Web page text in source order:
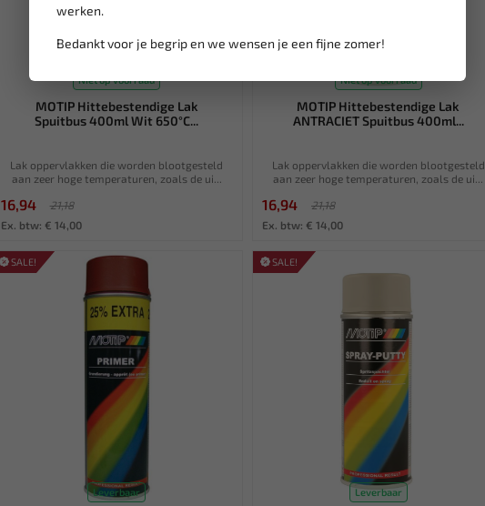
werken.
Bedankt voor je begrip en we wensen je een fijne zomer!
Niet op voorraad
MOTIP Hittebestendige Lak
Spuitbus 400ml Wit 650°C...
Lak oppervlakken die worden blootgesteld
aan zeer hoge temperaturen, zoals de ui...
16,94
21,18
Ex. btw: € 14,00
Niet op voorraad
MOTIP Hittebestendige Lak
ANTRACIET Spuitbus 400ml...
Lak oppervlakken die worden blootgesteld
aan zeer hoge temperaturen, zoals de ui...
16,94
21,18
Ex. btw: € 14,00
SALE!
Leverbaar
SALE!
Leverbaar